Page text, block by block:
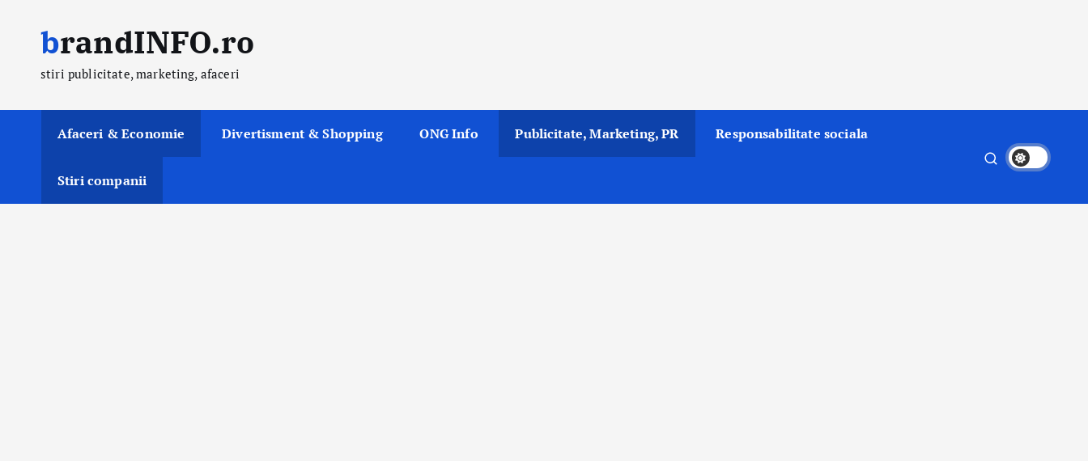
t
brandINFO.ro
stiri publicitate, marketing, afaceri
Afaceri & Economie Divertisment & Shopping ONG Info Publicitate, Marketing, PR Responsabilitate sociala
Stiri companii